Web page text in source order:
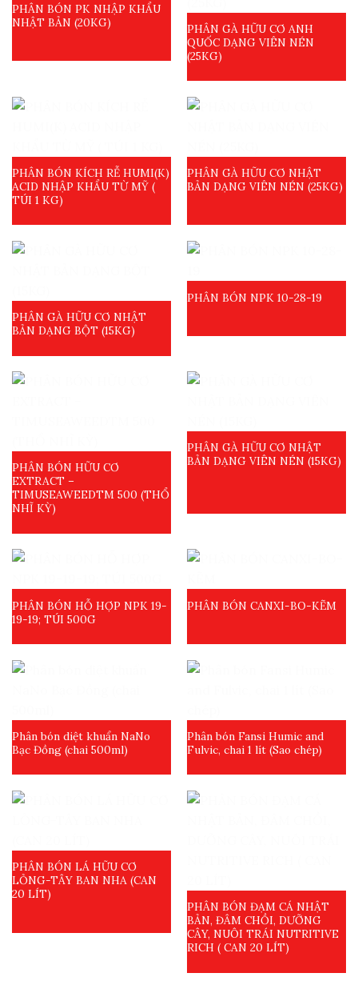
PHÂN BÓN PK NHẬP KHẨU
NHẬT BẢN (20KG)
PHÂN GÀ HỮU CƠ ANH
QUỐC DẠNG VIÊN NÉN
(25KG)
PHÂN BÓN KÍCH RỄ HUMI(K)
ACID NHẬP KHẨU TỪ MỸ (
TÚI 1 KG)
PHÂN GÀ HỮU CƠ NHẬT
BẢN DẠNG VIÊN NÉN (25KG)
PHÂN GÀ HỮU CƠ NHẬT
BẢN DẠNG BỘT (15KG)
PHÂN BÓN NPK 10-28-19
PHÂN BÓN HỮU CƠ
EXTRACT –
TIMUSEAWEEDTM 500 (THỔ
NHĨ KỲ)
PHÂN GÀ HỮU CƠ NHẬT
BẢN DẠNG VIÊN NÉN (15KG)
PHÂN BÓN HỖ HỢP NPK 19-
19-19; TÚI 500G
PHÂN BÓN CANXI-BO-KẼM
Phân bón diệt khuẩn NaNo
Bạc Đồng (chai 500ml)
Phân bón Fansi Humic and
Fulvic, chai 1 lít (Sao chép)
PHÂN BÓN LÁ HỮU CƠ
LỎNG-TÂY BAN NHA (CAN
20 LÍT)
PHÂN BÓN ĐẠM CÁ NHẬT
BẢN, ĐÂM CHỒI, DƯỠNG
CÂY, NUÔI TRÁI NUTRITIVE
RICH ( CAN 20 LÍT)